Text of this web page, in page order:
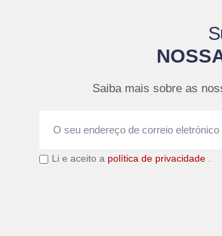
Saiba mais sobre as
Li e aceito a política de privacidade .